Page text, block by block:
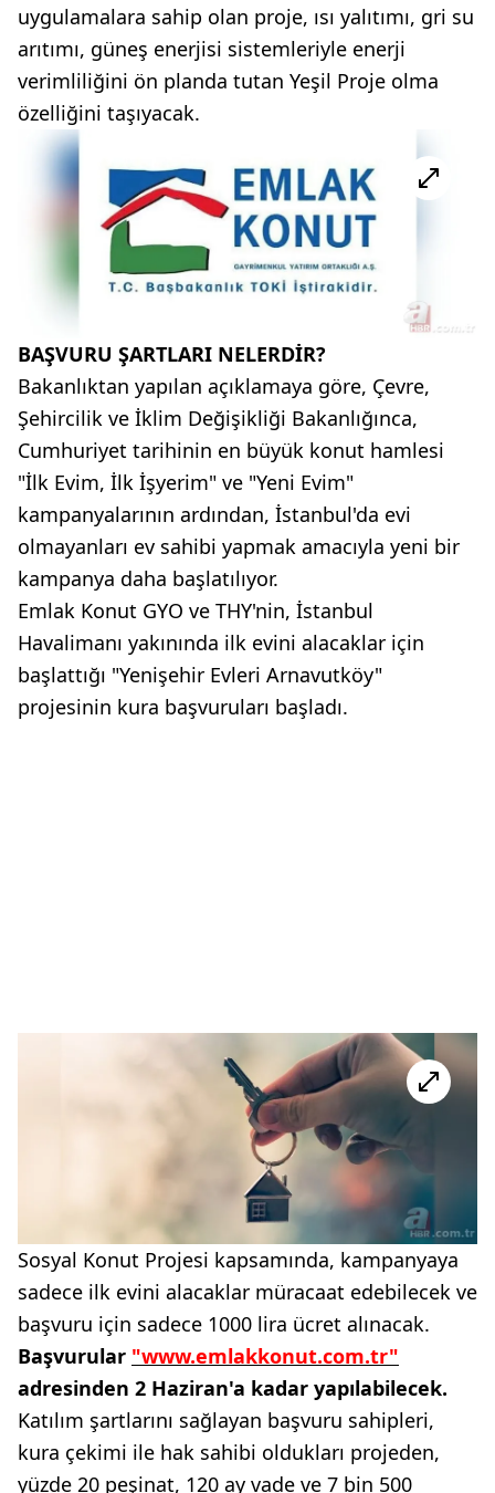
uygulamalara sahip olan proje, ısı yalıtımı, gri su
arıtımı, güneş enerjisi sistemleriyle enerji
verimliliğini ön planda tutan Yeşil Proje olma
özelliğini taşıyacak.
BAŞVURU ŞARTLARI NELERDİR?
Bakanlıktan yapılan açıklamaya göre, Çevre,
Şehircilik ve İklim Değişikliği Bakanlığınca,
Cumhuriyet tarihinin en büyük konut hamlesi
"İlk Evim, İlk İşyerim" ve "Yeni Evim"
kampanyalarının ardından, İstanbul'da evi
olmayanları ev sahibi yapmak amacıyla yeni bir
kampanya daha başlatılıyor.
Emlak Konut GYO ve THY'nin, İstanbul
Havalimanı yakınında ilk evini alacaklar için
başlattığı "Yenişehir Evleri Arnavutköy"
projesinin kura başvuruları başladı.
Sosyal Konut Projesi kapsamında, kampanyaya
sadece ilk evini alacaklar müracaat edebilecek ve
başvuru için sadece 1000 lira ücret alınacak.
Başvurular "www.emlakkonut.com.tr"
adresinden 2 Haziran'a kadar yapılabilecek.
Katılım şartlarını sağlayan başvuru sahipleri,
kura çekimi ile hak sahibi oldukları projeden,
yüzde 20 peşinat, 120 ay vade ve 7 bin 500